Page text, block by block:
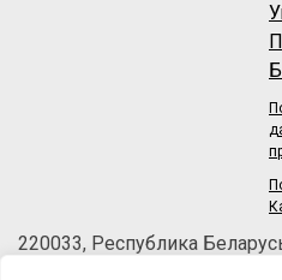
220033, Республика